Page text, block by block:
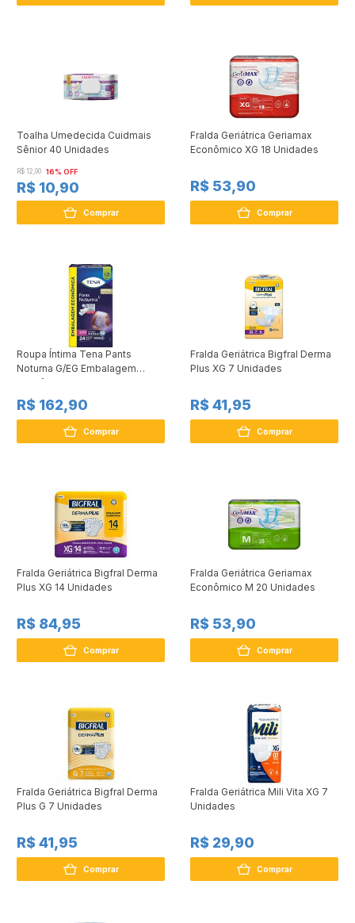
Toalha Umedecida Cuidmais
Sênior 40 Unidades
R$ 12,90 16% OFF
R$ 10,90
Comprar
Fralda Geriátrica Geriamax
Econômico XG 18 Unidades
R$ 53,90
Comprar
Roupa Íntima Tena Pants
Noturna G/EG Embalagem
Econômica 24 Unidades
R$ 162,90
Comprar
Fralda Geriátrica Bigfral Derma
Plus XG 7 Unidades
R$ 41,95
Comprar
Fralda Geriátrica Bigfral Derma
Plus XG 14 Unidades
R$ 84,95
Comprar
Fralda Geriátrica Geriamax
Econômico M 20 Unidades
R$ 53,90
Comprar
Fralda Geriátrica Bigfral Derma
Plus G 7 Unidades
R$ 41,95
Comprar
Fralda Geriátrica Mili Vita XG 7
Unidades
R$ 29,90
Comprar